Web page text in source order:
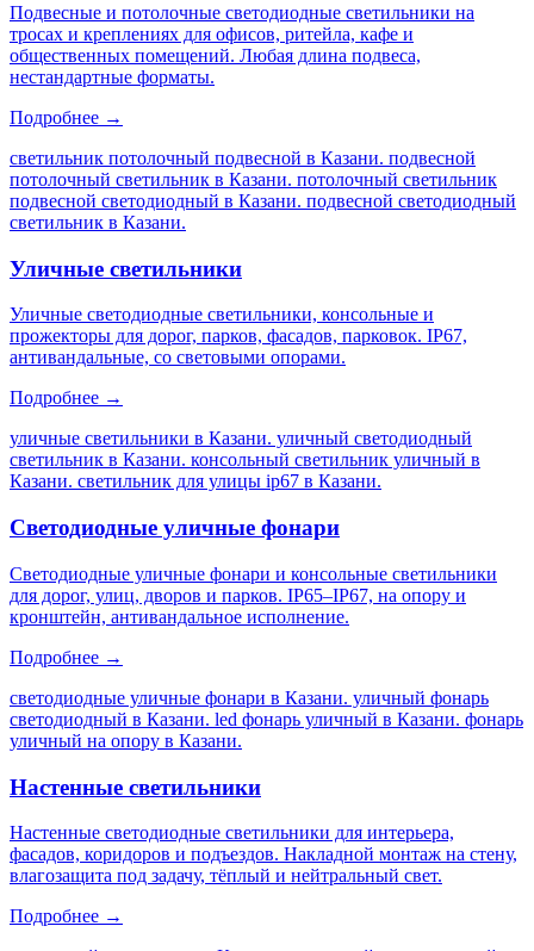
Подвесные и потолочные светодиодные светильники на
тросах и креплениях для офисов, ритейла, кафе и
общественных помещений. Любая длина подвеса,
нестандартные форматы.
Подробнее →
светильник потолочный подвесной в Казани. подвесной
потолочный светильник в Казани. потолочный светильник
подвесной светодиодный в Казани. подвесной светодиодный
светильник в Казани.
Уличные светильники
Уличные светодиодные светильники, консольные и
прожекторы для дорог, парков, фасадов, парковок. IP67,
антивандальные, со световыми опорами.
Подробнее →
уличные светильники в Казани. уличный светодиодный
светильник в Казани. консольный светильник уличный в
Казани. светильник для улицы ip67 в Казани.
Светодиодные уличные фонари
Светодиодные уличные фонари и консольные светильники
для дорог, улиц, дворов и парков. IP65–IP67, на опору и
кронштейн, антивандальное исполнение.
Подробнее →
светодиодные уличные фонари в Казани. уличный фонарь
светодиодный в Казани. led фонарь уличный в Казани. фонарь
уличный на опору в Казани.
Настенные светильники
Настенные светодиодные светильники для интерьера,
фасадов, коридоров и подъездов. Накладной монтаж на стену,
влагозащита под задачу, тёплый и нейтральный свет.
Подробнее →